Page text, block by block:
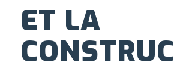
ET LA